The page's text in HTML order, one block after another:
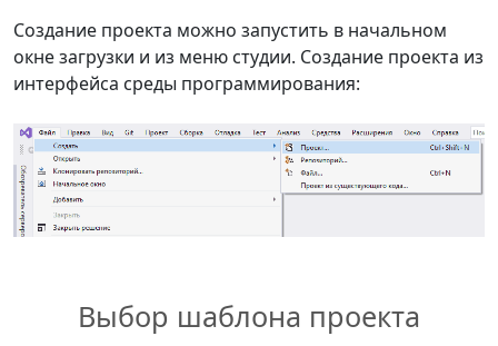
Создание проекта можно запустить в начальном
окне загрузки и из меню студии. Создание проекта из
интерфейса среды программирования:
Выбор шаблона проекта